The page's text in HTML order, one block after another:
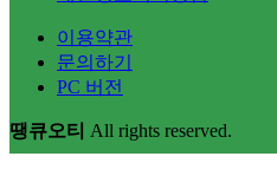
이용약관
문의하기
PC 버전
땡큐오티 All rights reserved.